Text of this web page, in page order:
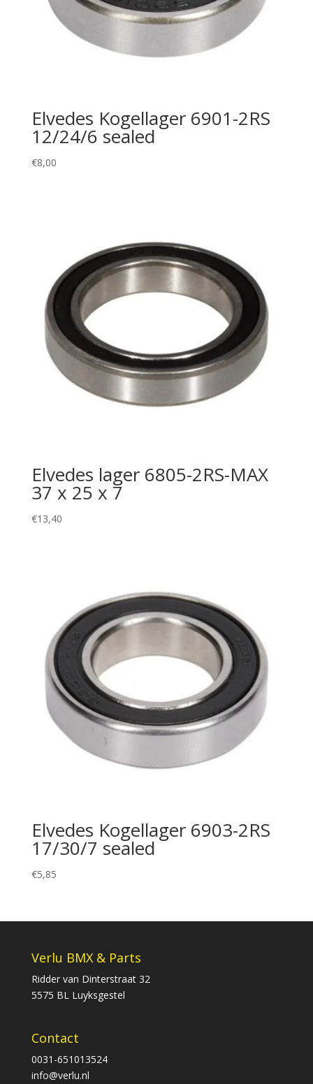
Elvedes Kogellager 6901-2RS
12/24/6 sealed
€8,00
Elvedes lager 6805-2RS-MAX
37 x 25 x 7
€13,40
Elvedes Kogellager 6903-2RS
17/30/7 sealed
€5,85
Verlu BMX & Parts
Ridder van Dinterstraat 32
5575 BL Luyksgestel
Contact
0031-651013524
info@verlu.nl